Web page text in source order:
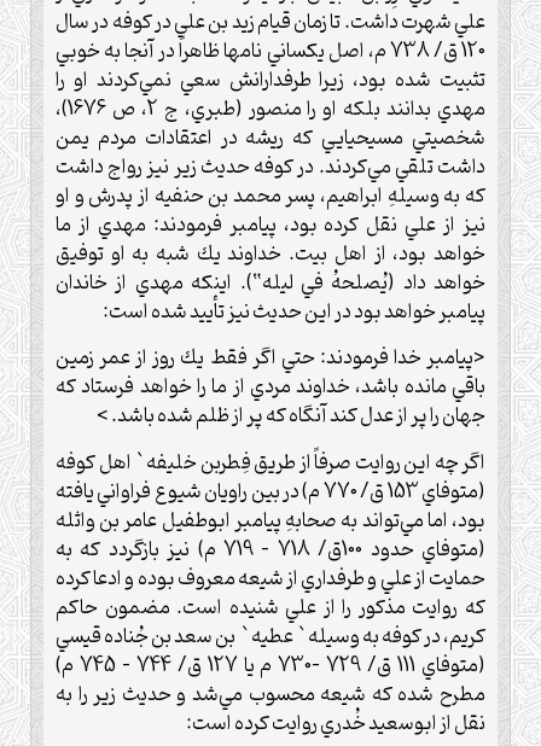
علي شهرت داشت. تا زمان قيام زيد بن علي در كوفه در سال
120 ق/ 738 م، اصل يكساني نامها ظاهراً در آنجا به خوبي
تثبيت شده بود، زيرا طرفدارانش سعي نمي‌كردند او را
مهدي بدانند بلكه او را منصور (طبري، ج 2، ص 1676)،
شخصيتي مسيحيايي كه ريشه در اعتقادات مردم يمن
داشت تلقي مي‌كردند. در كوفه حديث زير نيز رواج داشت
كه به وسيلهِ ابراهيم، پسر محمد بن حنفيه از پدرش و او
نيز از علي نقل كرده بود، پيامبر فرمودند: مهدي از ما
خواهد بود، از اهل بيت. خداوند يك شبه به او توفيق
خواهد داد (يُصلحهُ في ليله“). اينكه مهدي از خاندان
پيامبر خواهد بود در اين حديث نيز تأييد شده است:
<پيامبر خدا فرمودند: حتي اگر فقط يك روز از عمر زمين
باقي مانده باشد، خداوند مردي از ما را خواهد فرستاد كه
جهان را پر از عدل كند آنگاه كه پر از ظلم شده باشد. >
اگر چه اين روايت صرفاً از طريق فِطربن خليفه` اهل كوفه
(متوفاي 153 ق/ 770 م) در بين راويان شيوع فراواني يافته
بود، اما مي‌تواند به صحابهِ پيامبر ابوطفيل عامر بن واثله
(متوفاي حدود 100ق/ 718 – 719 م) نيز بازگردد كه به
حمايت از علي و طرفداري از شيعه معروف بوده و ادعا كرده
كه روايت مذكور را از علي شنيده است. مضمون حاكم
كريم، در كوفه به وسيله` عطيه` بن سعد بن جُناده قيسي
(متوفاي 111 ق/ 729 -730 م يا 127 ق/ 744 – 745 م)
مطرح شده كه شيعه محسوب مي‌شد و حديث زير را به
نقل از ابوسعيد خُدري روايت كرده است: